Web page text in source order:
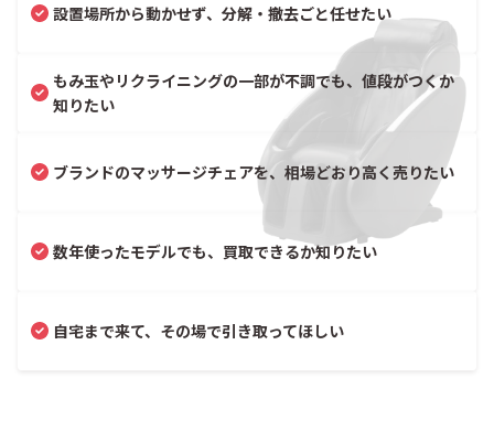
設置場所から動かせず、分解・撤去ごと任せたい
もみ玉やリクライニングの一部が不調でも、値段がつくか
知りたい
ブランドのマッサージチェアを、相場どおり高く売りたい
数年使ったモデルでも、買取できるか知りたい
自宅まで来て、その場で引き取ってほしい